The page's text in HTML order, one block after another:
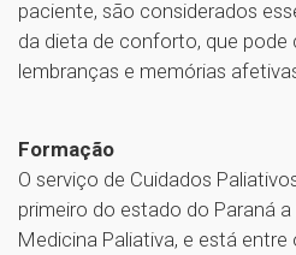
paciente, são considerados
da dieta de conforto, que
lembranças e memórias
Formação
O serviço de Cuidados
primeiro do estado do Paraná
Medicina Paliativa, e está